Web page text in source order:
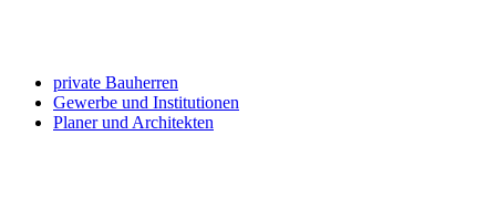
private Bauherren
Gewerbe und Institutionen
Planer und Architekten